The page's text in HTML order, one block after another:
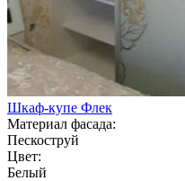
Шкаф-купе Флек
Материал фасада:
Пескоструй
Цвет:
Белый